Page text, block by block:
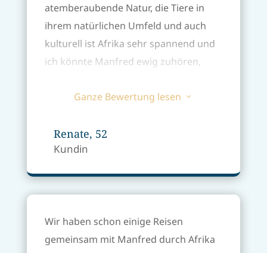
uns beiden sehrgutgetanund wir
können uns nur nochmals bedanken
für dieses Rundumpaket.Eure Reisen
sind etwas ganz Besonderes!
atemberaubende Natur, die Tiere in
ihrem natürlichen Umfeld und auch
kulturell ist Afrika sehr spannend und
ich könnte Manfred ewig zuhören,
Menschenerzählt. Ich konnte
sammeln und habe dabei eine so tiefe
Entspannung erfahren, wie noch nie zu
Ernährung,den Körper und wie wir
täglich versuchen können ihn zu
Ganze Bewertung lesen 3
Renate, 52
Kundin
Wir haben schon einige Reisen
gemeinsam mit Manfred durch Afrika